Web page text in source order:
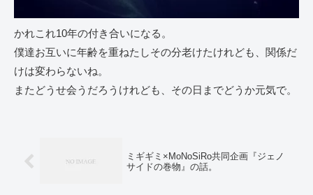
かれこれ10年の付き合いになる。
僕達お互いに年齢を重ねたしその分老けたけれども、関係だ
けは変わらないね。
またどうせ会うだろうけれども、その日までどうか元気で。
ミギギミ×MoNoSiRo共同企画『ジェノ
サイドの巻物』の話。